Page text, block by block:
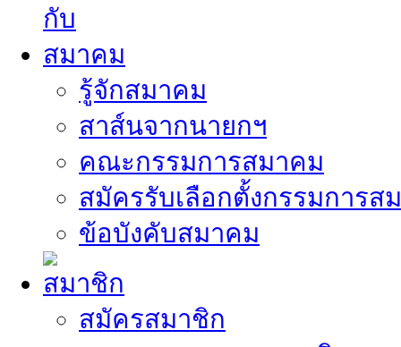
รู้จักสมาคม
สาส์นจากนายกฯ
คณะกรรมการสมาคม
สมัครรับเลือกตั้งกรรมการส
ข้อบังคับสมาคม
สมัครสมาชิก